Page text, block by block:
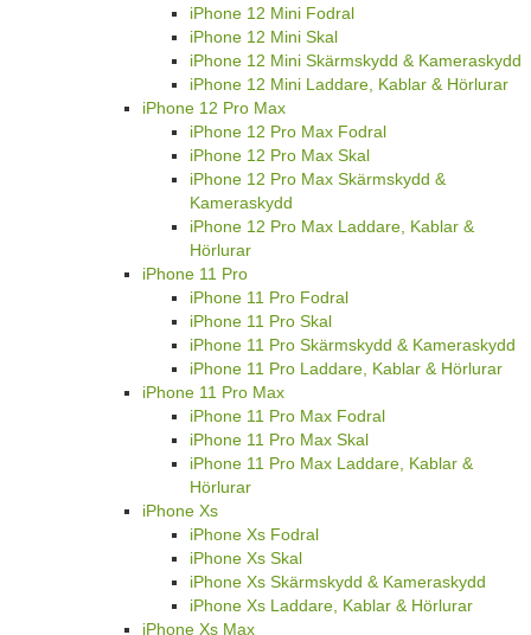
iPhone 12 Mini Fodral
iPhone 12 Mini Skal
iPhone 12 Mini Skärmskydd & Kameraskydd
iPhone 12 Mini Laddare, Kablar & Hörlurar
iPhone 12 Pro Max
iPhone 12 Pro Max Fodral
iPhone 12 Pro Max Skal
iPhone 12 Pro Max Skärmskydd &
Kameraskydd
iPhone 12 Pro Max Laddare, Kablar &
Hörlurar
iPhone 11 Pro
iPhone 11 Pro Fodral
iPhone 11 Pro Skal
iPhone 11 Pro Skärmskydd & Kameraskydd
iPhone 11 Pro Laddare, Kablar & Hörlurar
iPhone 11 Pro Max
iPhone 11 Pro Max Fodral
iPhone 11 Pro Max Skal
iPhone 11 Pro Max Laddare, Kablar &
Hörlurar
iPhone Xs
iPhone Xs Fodral
iPhone Xs Skal
iPhone Xs Skärmskydd & Kameraskydd
iPhone Xs Laddare, Kablar & Hörlurar
iPhone Xs Max